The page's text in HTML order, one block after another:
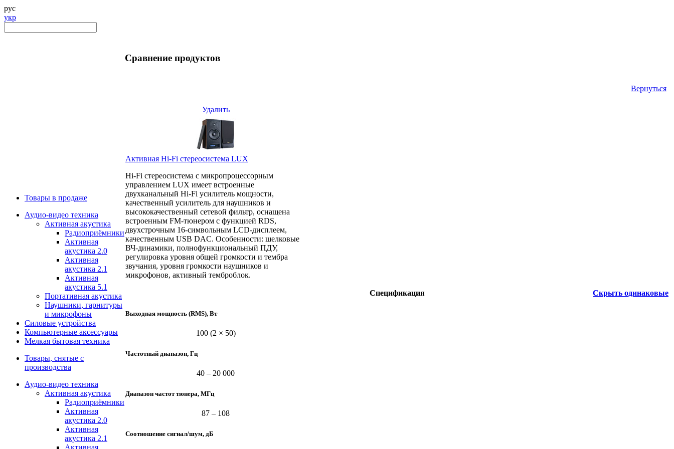
рус
укр
Товары в продаже
Аудио-видео техника
Активная акустика
Радиоприёмники
Активная
акустика 2.0
Активная
акустика 2.1
Активная
акустика 5.1
Портативная акустика
Наушники, гарнитуры
и микрофоны
Силовые устройства
Компьютерные аксессуары
Мелкая бытовая техника
Товары, снятые с
производства
Аудио-видео техника
Активная акустика
Радиоприёмники
Активная
акустика 2.0
Активная
акустика 2.1
Активная
Сравнение продуктов
Вернуться
Удалить
Активная Hi-Fi стереосистема LUX
Hi-Fi стереосистема с микропроцессорным
управлением LUX имеет встроенные
двухканальный Hi-Fi усилитель мощности,
качественный усилитель для наушников и
высококачественный сетевой фильтр, оснащена
встроенным FM-тюнером с функцией RDS,
двухстрочным 16-символьным LCD-дисплеем,
качественным USB DAC. Особенности: шелковые
ВЧ-динамики, полнофункциональный ПДУ,
регулировка уровня общей громкости и тембра
звучания, уровня громкости наушников и
микрофонов, активный темброблок.
Спецификация Скрыть одинаковые
Выходная мощность (RMS), Вт
100 (2 × 50)
Частотный диапазон, Гц
40 – ­20 000
Диапазон частот тюнера, МГц
87 – ­108
Соотношение сигнал/шум, дБ